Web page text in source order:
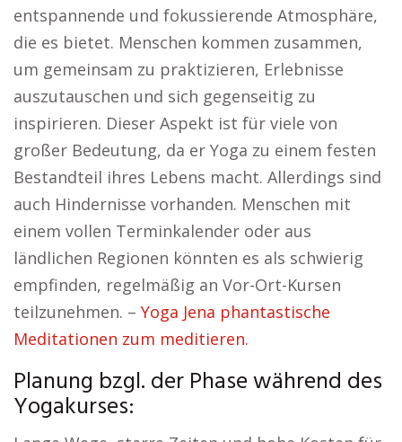
entspannende und fokussierende Atmosphäre,
die es bietet. Menschen kommen zusammen,
um gemeinsam zu praktizieren, Erlebnisse
auszutauschen und sich gegenseitig zu
inspirieren. Dieser Aspekt ist für viele von
großer Bedeutung, da er Yoga zu einem festen
Bestandteil ihres Lebens macht. Allerdings sind
auch Hindernisse vorhanden. Menschen mit
einem vollen Terminkalender oder aus
ländlichen Regionen könnten es als schwierig
empfinden, regelmäßig an Vor-Ort-Kursen
teilzunehmen. – Yoga Jena phantastische
Meditationen zum meditieren.
Planung bzgl. der Phase während des
Yogakurses: